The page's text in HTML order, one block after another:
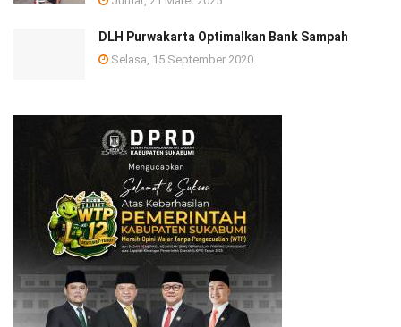
DLH Purwakarta Optimalkan Bank Sampah
Selasa, 15 September 2020